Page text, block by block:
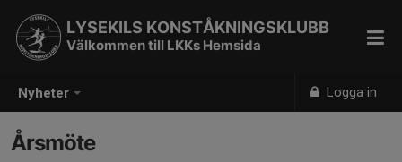
Nyheter Logga in
LYSEKILS KONSTÅKNINGSKLUBB
Välkommen till LKKs Hemsida
Årsmöte